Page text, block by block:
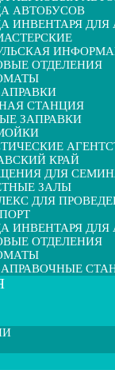
АВТОБУСОВ
ИНВЕНТАРЯ
ОТДЕЛЕНИЯ
СТАНЦИЯ
ЗАПРАВКИ
КРАЙ
ДЛЯ
ЗАЛЫ
ДЛЯ
ИНВЕНТАРЯ
ОТДЕЛЕНИЯ